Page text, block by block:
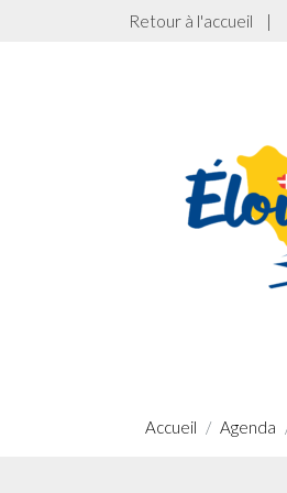
Retour à l'accueil |
Accueil Agenda